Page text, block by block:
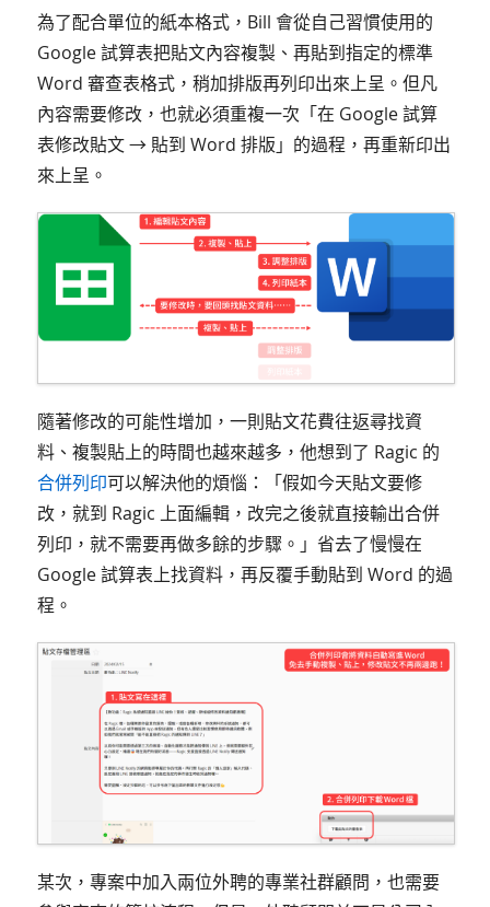
為了配合單位的紙本格式，Bill 會從自己習慣使用的
Google 試算表把貼文內容複製、再貼到指定的標準
Word 審查表格式，稍加排版再列印出來上呈。但凡
內容需要修改，也就必須重複一次「在 Google 試算
表修改貼文 → 貼到 Word 排版」的過程，再重新印出
來上呈。
隨著修改的可能性增加，一則貼文花費往返尋找資
料、複製貼上的時間也越來越多，他想到了 Ragic 的
合併列印可以解決他的煩惱：「假如今天貼文要修
改，就到 Ragic 上面編輯，改完之後就直接輸出合併
列印，就不需要再做多餘的步驟。」省去了慢慢在
Google 試算表上找資料，再反覆手動貼到 Word 的過
程。
某次，專案中加入兩位外聘的專業社群顧問，也需要